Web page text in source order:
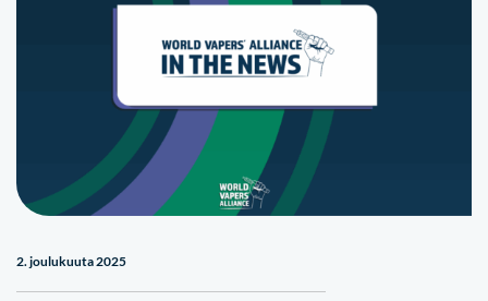
2. joulukuuta 2025